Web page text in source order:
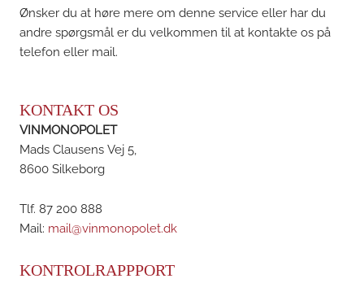
Ønsker du at høre mere om denne service eller har du
andre spørgsmål er du velkommen til at kontakte os på
telefon eller mail.
KONTAKT OS
VINMONOPOLET
Mads Clausens Vej 5,
8600 Silkeborg
Tlf. 87 200 888
Mail: mail@vinmonopolet.dk
KONTROLRAPPPORT